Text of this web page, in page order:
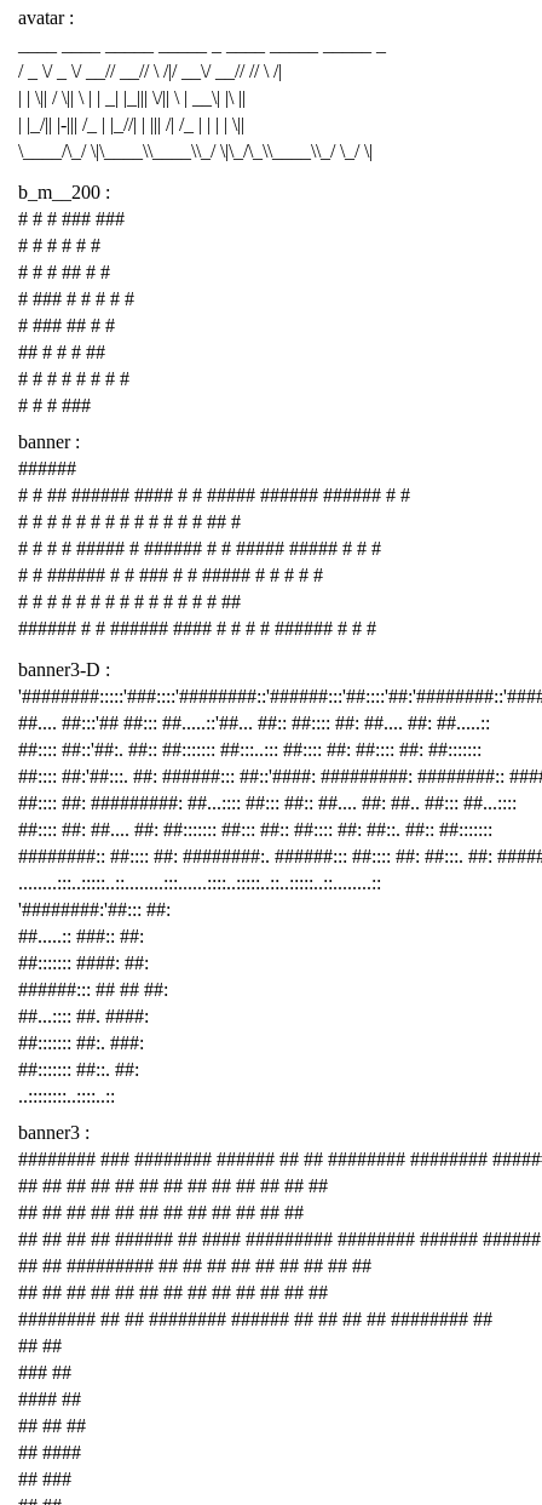
avatar :
/ _ \/ _ \/ __// __// \ /|/ __\/ __// // \ /|
| | \|| / \|| \ | | _| |_||| \/|| \ | __\| |\ ||
| |_/|| |-||| /_ | |_//| | ||| /| /_ | | | | \||
\____/\_/ \|\____\\____\\_/ \|\_/\_\\____\\_/ \_/ \|
b_m__200 :
# # # ### ###
# # # # # #
# # # ## # #
# ### # # # # #
# ### ## # #
## # # # ##
# # # # # # # #
# # # ###
banner :
######
# # ## ###### #### # # ##### ###### ###### # #
# # # # # # # # # # # # # ## #
# # # # ##### # ###### # # ##### ##### # # #
# # ###### # # ### # # ##### # # # # #
# # # # # # # # # # # # # # ##
###### # # ###### #### # # # # ###### # # #
banner3-D :
##.... ##:::'## ##::: ##.....::'##... ##:: ##:::: ##: ##.... ##: ##.....::
##:::: ##::'##:. ##:: ##::::::: ##:::..::: ##:::: ##: ##:::: ##: ##:::::::
##:::: ##:'##:::. ##: ######::: ##::'####: #########: ########::
##:::: ##: #########: ##...:::: ##::: ##:: ##.... ##: ##.. ##::: ##...::::
##:::: ##: ##.... ##: ##::::::: ##::: ##:: ##:::: ##: ##::. ##:: ##:::::::
########:: ##:::: ##: ########:. ######::: ##:::: ##: ##:::. ##:
........:::..:::::..::........:::......::::..:::::..::..:::::..::........::
'########:'##::: ##:
##.....:: ###:: ##:
##::::::: ####: ##:
######::: ## ## ##:
##...:::: ##. ####:
##::::::: ##:. ###:
##::::::: ##::. ##:
..::::::::..::::..::
banner3 :
######## ### ######## ###### ## ## ######## ########
## ## ## ## ## ## ## ## ## ## ## ## ##
## ## ## ## ## ## ## ## ## ## ## ##
## ## ## ## ###### ## #### ######### ######## ###### ######
## ## ######### ## ## ## ## ## ## ## ## ##
## ## ## ## ## ## ## ## ## ## ## ## ##
######## ## ## ######## ###### ## ## ## ## ######## ##
## ##
### ##
#### ##
## ## ##
## ####
## ###